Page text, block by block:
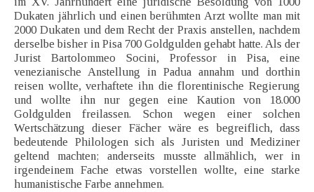
Dukaten jährlich und einen berühmten Arzt wollte man mit
2000 Dukaten und dem Recht der Praxis anstellen, nachdem
derselbe bisher in Pisa 700 Goldgulden gehabt hatte. Als der
Jurist Bartolommeo Socini, Professor in Pisa, eine
venezianische Anstellung in Padua annahm und dorthin
reisen wollte, verhaftete ihn die florentinische Regierung
und wollte ihn nur gegen eine Kaution von 18.000
Goldgulden freilassen. Schon wegen einer solchen
Wertschätzung dieser Fächer wäre es begreiflich, dass
bedeutende Philologen sich als Juristen und Mediziner
geltend machten; anderseits musste allmählich, wer in
irgendeinem Fache etwas vorstellen wollte, eine starke
humanistische Farbe annehmen.